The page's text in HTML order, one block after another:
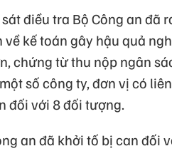
điều tra Bộ Công an đã
kế toán gây hậu quả
chứng từ thu nộp ngân
số công ty, đơn vị có
đối với 8 đối tượng.
an đã khởi tố bị can đối